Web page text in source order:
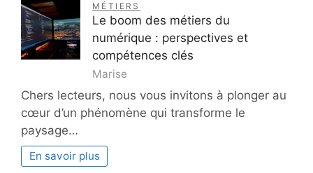
MÉTIERS
Le boom des métiers du
numérique : perspectives et
compétences clés
Marise
Chers lecteurs, nous vous invitons à plonger au
cœur d’un phénomène qui transforme le
paysage…
En savoir plus